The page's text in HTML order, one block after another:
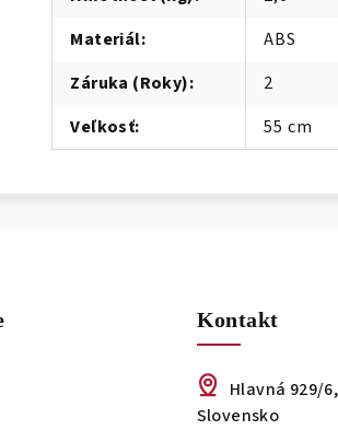
Materiál:
ABS
Záruka (Roky):
2
Veľkosť: 55 cm
Kontakt
Hlavná 929/
Slovensko